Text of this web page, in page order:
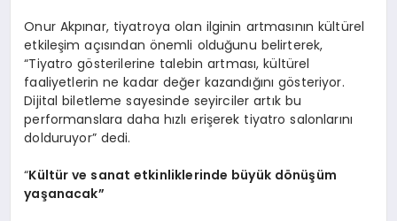
Onur Akpınar, tiyatroya olan ilginin artmasının kültürel
etkileşim açısından önemli olduğunu belirterek,
“Tiyatro gösterilerine talebin artması, kültürel
faaliyetlerin ne kadar değer kazandığını gösteriyor.
Dijital biletleme sayesinde seyirciler artık bu
performanslara daha hızlı erişerek tiyatro salonlarını
dolduruyor” dedi.
“Kültür ve sanat etkinliklerinde büyük dönüşüm
yaşanacak”